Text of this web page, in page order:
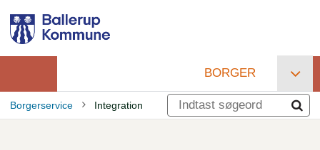
hovedindhold
Primær
navigation
BORGER
Borgerservice Integration